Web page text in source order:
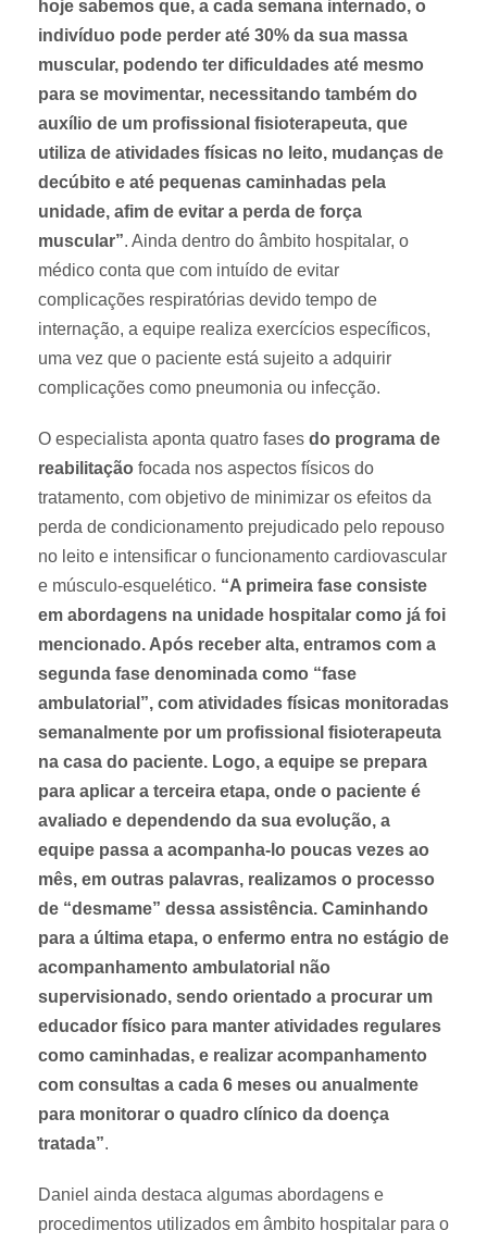
hoje sabemos que, a cada semana internado, o
indivíduo pode perder até 30% da sua massa
muscular, podendo ter dificuldades até mesmo
para se movimentar, necessitando também do
auxílio de um profissional fisioterapeuta, que
utiliza de atividades físicas no leito, mudanças de
decúbito e até pequenas caminhadas pela
unidade, afim de evitar a perda de força
muscular”. Ainda dentro do âmbito hospitalar, o
médico conta que com intuído de evitar
complicações respiratórias devido tempo de
internação, a equipe realiza exercícios específicos,
uma vez que o paciente está sujeito a adquirir
complicações como pneumonia ou infecção.
O especialista aponta quatro fases do programa de
reabilitação focada nos aspectos físicos do
tratamento, com objetivo de minimizar os efeitos da
perda de condicionamento prejudicado pelo repouso
no leito e intensificar o funcionamento cardiovascular
e músculo-esquelético. “A primeira fase consiste
em abordagens na unidade hospitalar como já foi
mencionado. Após receber alta, entramos com a
segunda fase denominada como “fase
ambulatorial”, com atividades físicas monitoradas
semanalmente por um profissional fisioterapeuta
na casa do paciente. Logo, a equipe se prepara
para aplicar a terceira etapa, onde o paciente é
avaliado e dependendo da sua evolução, a
equipe passa a acompanha-lo poucas vezes ao
mês, em outras palavras, realizamos o processo
de “desmame” dessa assistência. Caminhando
para a última etapa, o enfermo entra no estágio de
acompanhamento ambulatorial não
supervisionado, sendo orientado a procurar um
educador físico para manter atividades regulares
como caminhadas, e realizar acompanhamento
com consultas a cada 6 meses ou anualmente
para monitorar o quadro clínico da doença
tratada”.
Daniel ainda destaca algumas abordagens e
procedimentos utilizados em âmbito hospitalar para o